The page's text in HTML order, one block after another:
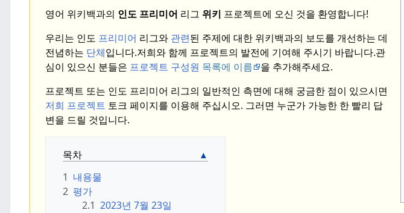
영어 위키백과의 인도 프리미어 리그 위키 프로젝트에 오신 것을 환영합니다!
우리는 인도 프리미어 리그와 관련된 주제에 대한 위키백과의 보도를 개선하는 데
전념하는 단체입니다.저희와 함께 프로젝트의 발전에 기여해 주시기 바랍니다.관
심이 있으신 분들은 프로젝트 구성원 목록에 이름
을 추가해주세요.
프로젝트 또는 인도 프리미어 리그의 일반적인 측면에 대해 궁금한 점이 있으시면
저희 프로젝트 토크 페이지를 이용해 주십시오. 그러면 누군가 가능한 한 빨리 답
변을 드릴 것입니다.
목차
1 내용물
2 평가
2.1 2023년 7월 23일